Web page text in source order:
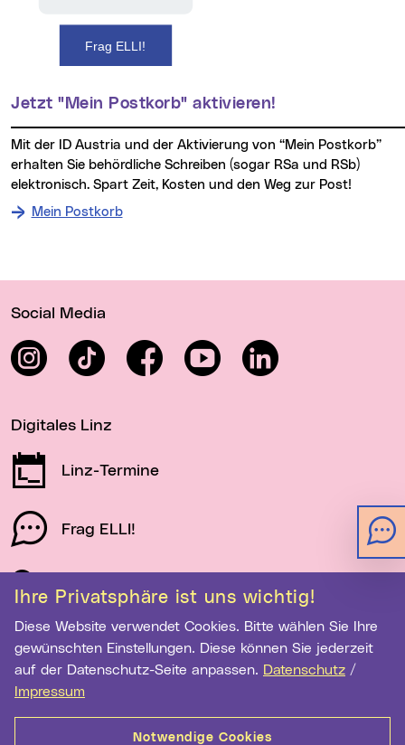
Ihre Privatsphäre ist uns wichtig!
Diese Website verwendet Cookies. Bitte wählen Sie Ihre
gewünschten Einstellungen. Diese können Sie jederzeit
auf der Datenschutz-Seite anpassen. Datenschutz /
Impressum
Notwendige Cookies
Frag ELLI!
Jetzt "Mein Postkorb" aktivieren!
Mit der ID Austria und der Aktivierung von “Mein Postkorb”
erhalten Sie behördliche Schreiben (sogar RSa und RSb)
elektronisch. Spart Zeit, Kosten und den Weg zur Post!
Mein Postkorb
Social Media
InstagramTikTok FacebookYouTube LinkedIn
Digitales Linz
Linz-Termine
Frag ELLI!
Schau auf Linz
Newsletter-Anmeldung
E-Mail-Adresse eingeben